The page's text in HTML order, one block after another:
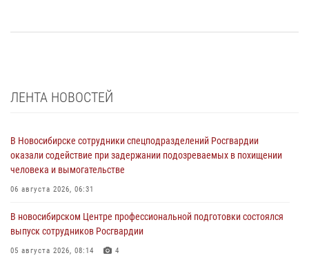
ЛЕНТА НОВОСТЕЙ
В Новосибирске сотрудники спецподразделений Росгвардии
оказали содействие при задержании подозреваемых в похищении
человека и вымогательстве
06 августа 2026, 06:31
В новосибирском Центре профессиональной подготовки состоялся
выпуск сотрудников Росгвардии
05 августа 2026, 08:14 4